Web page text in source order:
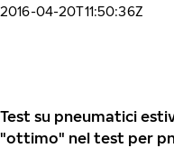
2016-04-20T11:50:36Z
Test su pneumatici
"ottimo" nel test per